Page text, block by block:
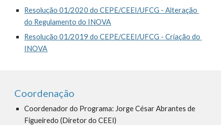
Resolução 01/2020 do CEPE/CEEI/UFCG - Alteração
do Regulamento do INOVA
Resolução 01/2019 do CEPE/CEEI/UFCG - Criação do
INOVA
Coordenação
Coordenador do Programa: Jorge César Abrantes de
Figueiredo (Diretor do CEEI)